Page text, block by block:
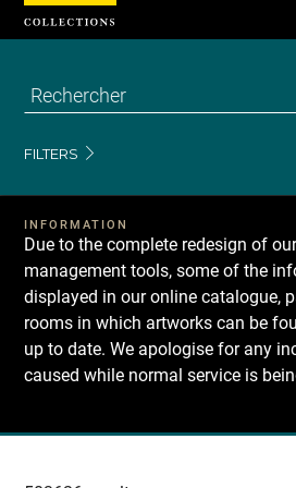
FILTERS
INFORMATION
Due to the complete redesign of
management tools, some of the
displayed in our online catalogue,
rooms in which artworks can be
up to date. We apologise for any
caused while normal service is
Recherche
Cookies management panel